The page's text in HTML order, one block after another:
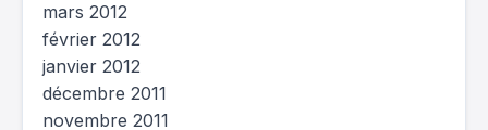
mars 2012
février 2012
janvier 2012
décembre 2011
novembre 2011